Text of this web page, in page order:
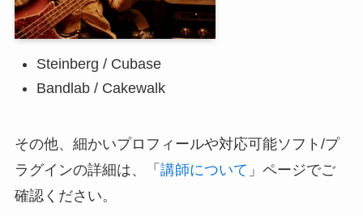
Steinberg / Cubase
Bandlab / Cakewalk
その他、細かいプロフィールや対応可能ソフト/プ
ラグインの詳細は、「 講師について 」ページでご
確認ください。